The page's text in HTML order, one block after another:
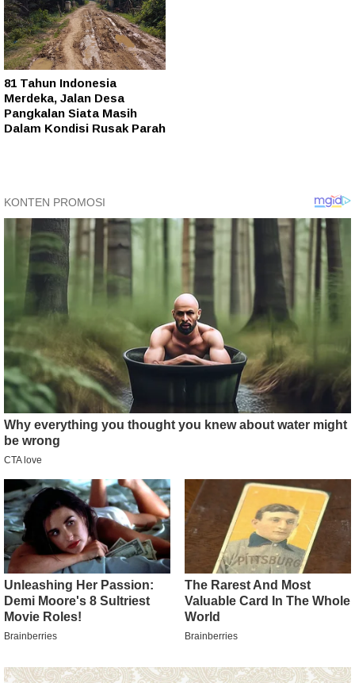
81 Tahun Indonesia
Merdeka, Jalan Desa
Pangkalan Siata Masih
Dalam Kondisi Rusak Parah